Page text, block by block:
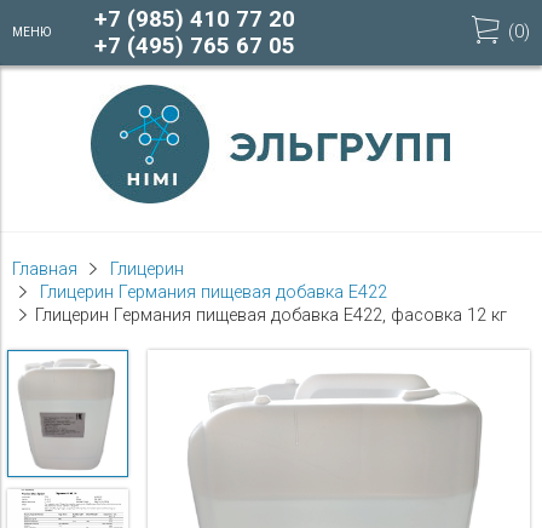
МЕНЮ
+7 (985) 410 77 20
+7 (495) 765 67 05
(0)
Главная
Глицерин
Глицерин Германия пищевая добавка Е422
Глицерин Германия пищевая добавка Е422, фасовка 12 кг